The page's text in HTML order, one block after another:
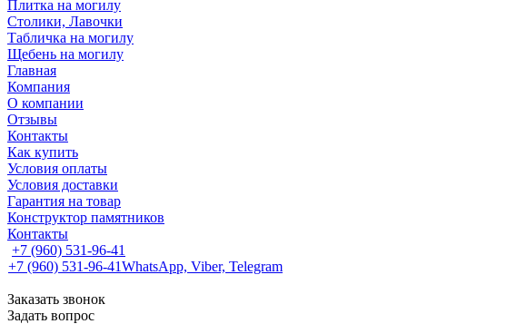
Плитка на могилу
Столики, Лавочки
Табличка на могилу
Щебень на могилу
Главная
Компания
О компании
Отзывы
Контакты
Как купить
Условия оплаты
Условия доставки
Гарантия на товар
Конструктор памятников
Контакты
+7 (960) 531-96-41
+7 (960) 531-96-41WhatsApp, Viber, Telegram
Заказать звонок
Задать вопрос